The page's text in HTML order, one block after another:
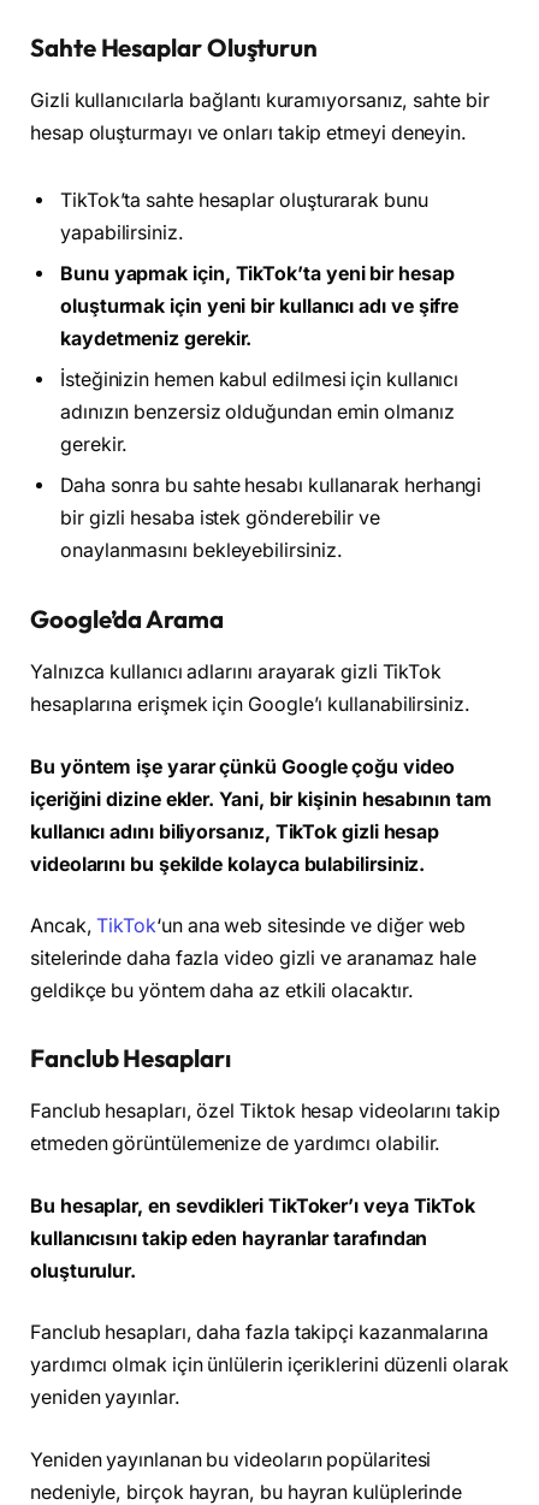
Sahte Hesaplar Oluşturun
Gizli kullanıcılarla bağlantı kuramıyorsanız, sahte bir
hesap oluşturmayı ve onları takip etmeyi deneyin.
TikTok’ta sahte hesaplar oluşturarak bunu
yapabilirsiniz.
Bunu yapmak için, TikTok’ta yeni bir hesap
oluşturmak için yeni bir kullanıcı adı ve şifre
kaydetmeniz gerekir.
İsteğinizin hemen kabul edilmesi için kullanıcı
adınızın benzersiz olduğundan emin olmanız
gerekir.
Daha sonra bu sahte hesabı kullanarak herhangi
bir gizli hesaba istek gönderebilir ve
onaylanmasını bekleyebilirsiniz.
Google’da Arama
Yalnızca kullanıcı adlarını arayarak gizli TikTok
hesaplarına erişmek için Google’ı kullanabilirsiniz.
Bu yöntem işe yarar çünkü Google çoğu video
içeriğini dizine ekler. Yani, bir kişinin hesabının tam
kullanıcı adını biliyorsanız, TikTok gizli hesap
videolarını bu şekilde kolayca bulabilirsiniz.
Ancak,TikTok‘un ana web sitesinde ve diğer web
sitelerinde daha fazla video gizli ve aranamaz hale
geldikçe bu yöntem daha az etkili olacaktır.
Fanclub Hesapları
Fanclub hesapları, özel Tiktok hesap videolarını takip
etmeden görüntülemenize de yardımcı olabilir.
Bu hesaplar, en sevdikleri TikToker’ı veya TikTok
kullanıcısını takip eden hayranlar tarafından
oluşturulur.
Fanclub hesapları, daha fazla takipçi kazanmalarına
yardımcı olmak için ünlülerin içeriklerini düzenli olarak
yeniden yayınlar.
Yeniden yayınlanan bu videoların popülaritesi
nedeniyle, birçok hayran, bu hayran kulüplerinde